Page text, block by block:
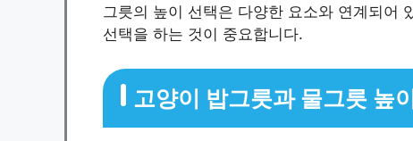
그릇의 높이 선택은 다양한 요소와 연계되어
선택을 하는 것이 중요합니다.
고양이 밥그릇과 물그릇 높